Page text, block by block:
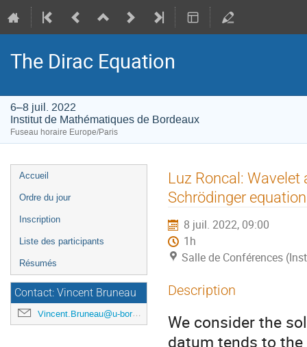
The Dirac Equation
6–8 juil. 2022
Institut de Mathématiques de Bordeaux
Fuseau horaire Europe/Paris
Menu
de
Accueil
Ordre du jour
Inscription
Liste des participants
Résumés
Contact: Vincent Bruneau
Vincent.Bruneau@u-bordeaux.fr
Luz Roncal:
Schrödinger
8 juil. 2022, 09:00
1h
Salle de Conférences
Description
We consider the
datum tends to